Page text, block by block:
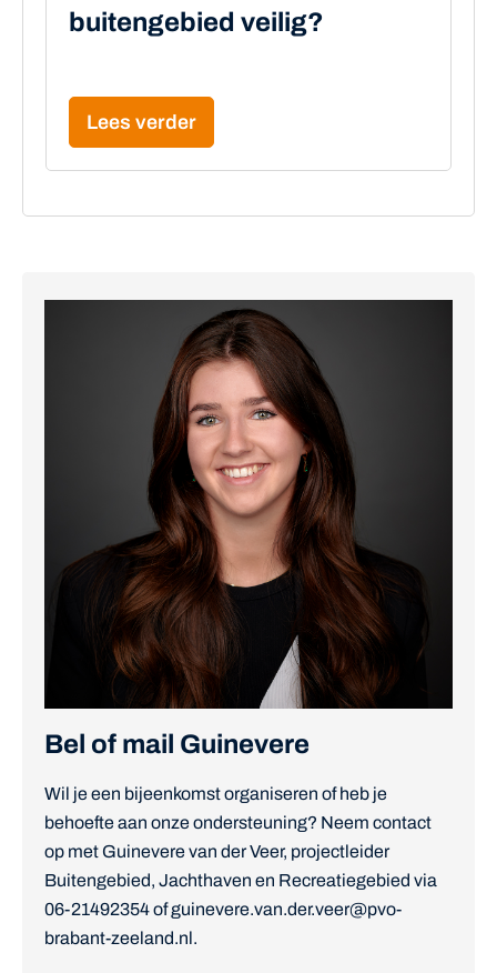
buitengebied veilig?
Lees verder
Bel of mail Guinevere
Wil je een bijeenkomst organiseren of heb je
behoefte aan onze ondersteuning? Neem contact
op met Guinevere van der Veer, projectleider
Buitengebied, Jachthaven en Recreatiegebied via
06-21492354 of guinevere.van.der.veer@pvo-
brabant-zeeland.nl.